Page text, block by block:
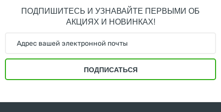
ПОДПИШИТЕСЬ И УЗНАВАЙТЕ ПЕРВЫМИ ОБ
АКЦИЯХ И НОВИНКАХ!
ПОДПИСАТЬСЯ